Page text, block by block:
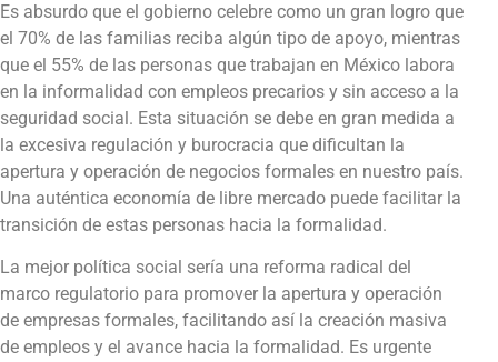
Es absurdo que el gobierno celebre como un gran logro que
el 70% de las familias reciba algún tipo de apoyo, mientras
que el 55% de las personas que trabajan en México labora
en la informalidad con empleos precarios y sin acceso a la
seguridad social. Esta situación se debe en gran medida a
la excesiva regulación y burocracia que dificultan la
apertura y operación de negocios formales en nuestro país.
Una auténtica economía de libre mercado puede facilitar la
transición de estas personas hacia la formalidad.
La mejor política social sería una reforma radical del
marco regulatorio para promover la apertura y operación
de empresas formales, facilitando así la creación masiva
de empleos y el avance hacia la formalidad. Es urgente